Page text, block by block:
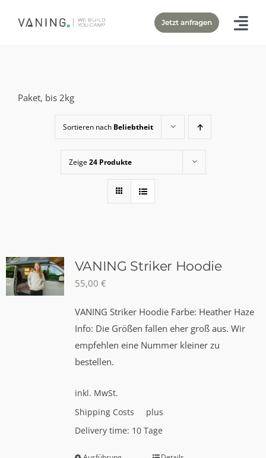
Inhalt
Jetzt anfragen
Paket, bis 2kg
Sortieren nach Beliebtheit
Zeige24 Produkte
VANING Striker Hoodie
55,00 €
VANING Striker Hoodie Farbe: Heather Haze
Info: Die Größen fallen eher groß aus. Wir
empfehlen eine Nummer kleiner zu
bestellen.
inkl. MwSt.
plus
Shipping Costs
Delivery time: 10 Tage